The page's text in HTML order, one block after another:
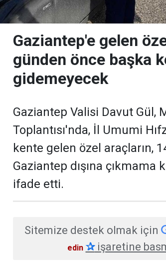
Gaziantep'e gelen
günden önce başka
gidemeyecek
Gaziantep Valisi Davut Gül,
Toplantısı'nda, İl Umumi
kente gelen özel araçların,
Gaziantep dışına çıkmama
ifade etti.
Sitemize destek olmak için
edin ✰işaretine